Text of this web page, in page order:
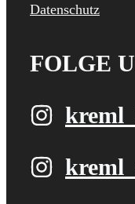
Datenschutz
FOLGE